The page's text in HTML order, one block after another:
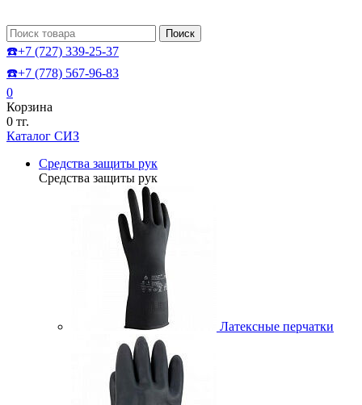
Поиск
☎️+7 (727) 339-25-37
☎️+7 (778) 567-96-83
0
Корзина
0 тг.
Каталог СИЗ
Средства защиты рук
Средства защиты рук
Латексные перчатки